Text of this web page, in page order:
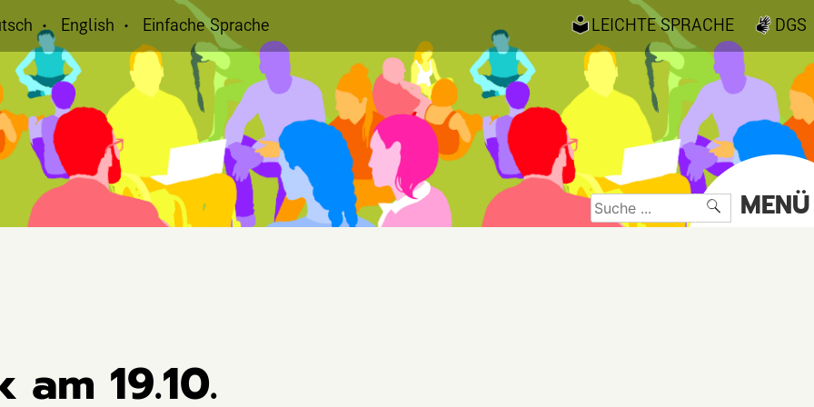
English Einfache Sprache DGS
LEICHTE SPRACHE
Suche
nach:
MENÜ
am 19.10.